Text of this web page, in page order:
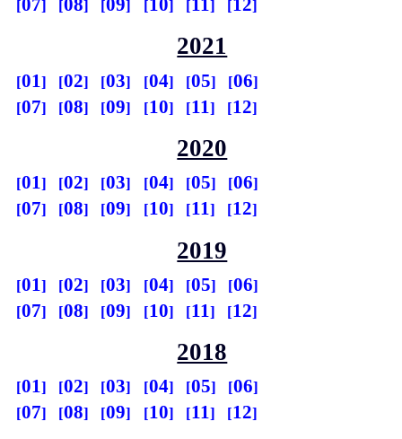
07 08 09 10 11 12
2021
01 02 03 04 05
06
07
08 09 10 11 12
2020
01 02 03 04 05
06
07
08 09 10 11 12
2019
01 02 03 04 05
06
07
08 09 10 11 12
2018
01 02 03 04 05
06
07
08 09 10 11 12